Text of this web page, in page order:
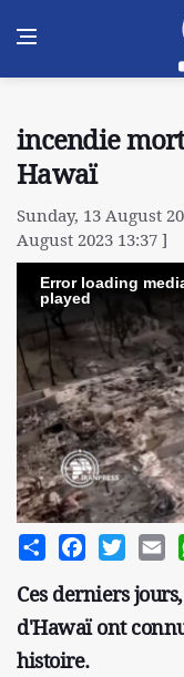
incendie
Hawaï
Sunday, 13 August
August 2023 13:37 ]
Error loading
played
Share FacebookTwitter
Ces derniers
d'Hawaï ont
histoire.